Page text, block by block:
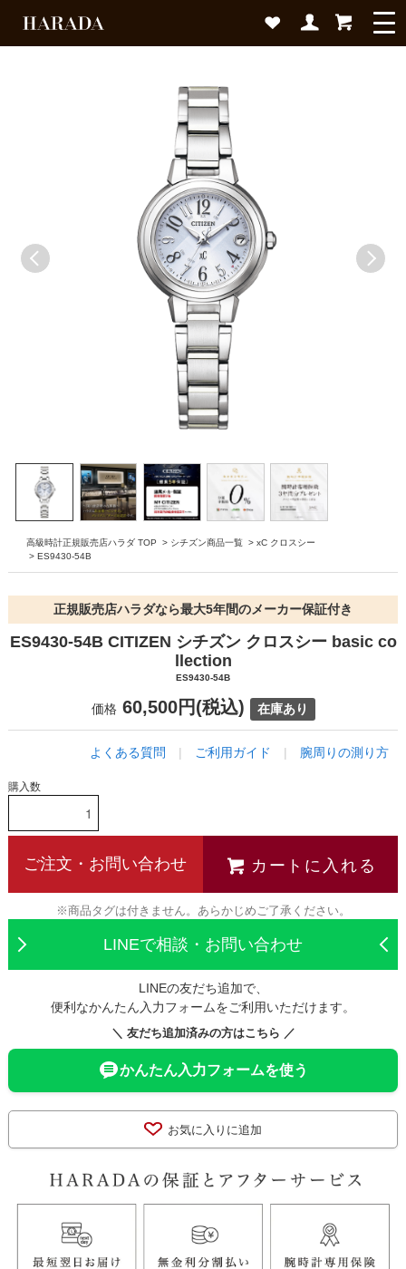
高級時計正規販売店ハラダ TOP > シチズン商品一覧 > xC クロスシー
> ES9430-54B
正規販売店ハラダなら最大5年間のメーカー保証付き
ES9430-54B CITIZEN シチズン クロスシー basic co
llection
ES9430-54B
価格60,500円(税込) 在庫あり
よくある質問 | ご利用ガイド | 腕周りの測り方
購入数
ご注文・お問い合わせ カートに入れる
※商品タグは付きません。あらかじめご了承ください。
LINEで相談・お問い合わせ
LINEの友だち追加で、
便利なかんたん入力フォームをご利用いただけます。
＼ 友だち追加済みの方はこちら ／
かんたん入力フォームを使う
お気に入りに追加